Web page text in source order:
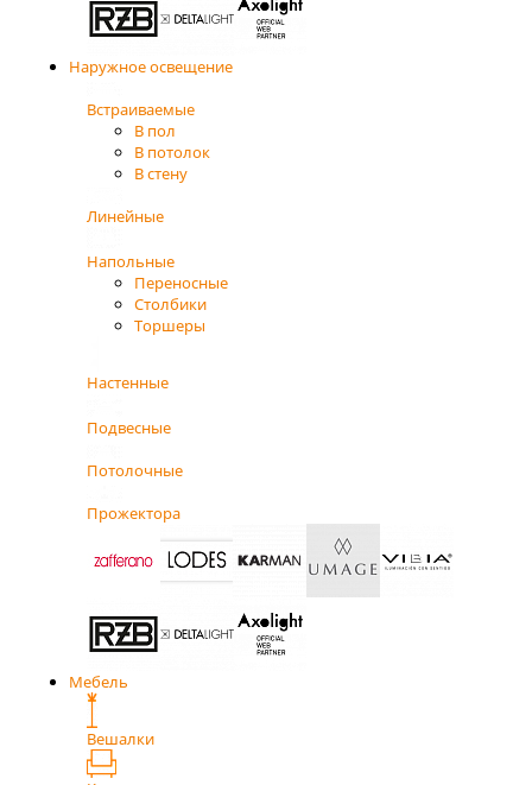
Наружное освещение
Встраиваемые
В пол
В потолок
В стену
Линейные
Напольные
Переносные
Столбики
Торшеры
Настенные
Подвесные
Потолочные
Прожектора
Мебель
Вешалки